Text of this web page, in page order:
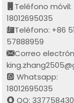
Teléfono móvil:
18012695035
Teléfono: +86
57888959
Correo
Whatsapp:
18012695035
QQ: